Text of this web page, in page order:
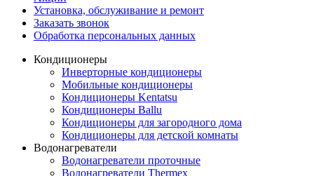
Установка, обслуживание и ремонт
Заказать звонок
Обработка персональных данных
Кондиционеры
Инверторные кондиционеры
Мобильные кондиционеры
Кондиционеры Kentatsu
Кондиционеры Ballu
Кондиционеры для загородного дома
Кондиционеры для детской комнаты
Водонагреватели
Водонагреватели проточные
Водонагреватели Thermex